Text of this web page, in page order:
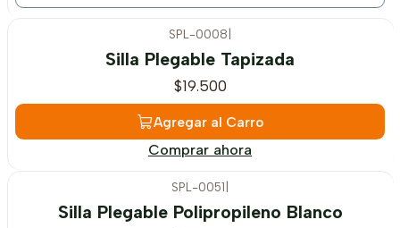
SPL-0008
Silla Plegable Tapizada
$19.500
Agregar al Carro
Comprar ahora
SPL-0051|
Silla Plegable Polipropileno Blanco